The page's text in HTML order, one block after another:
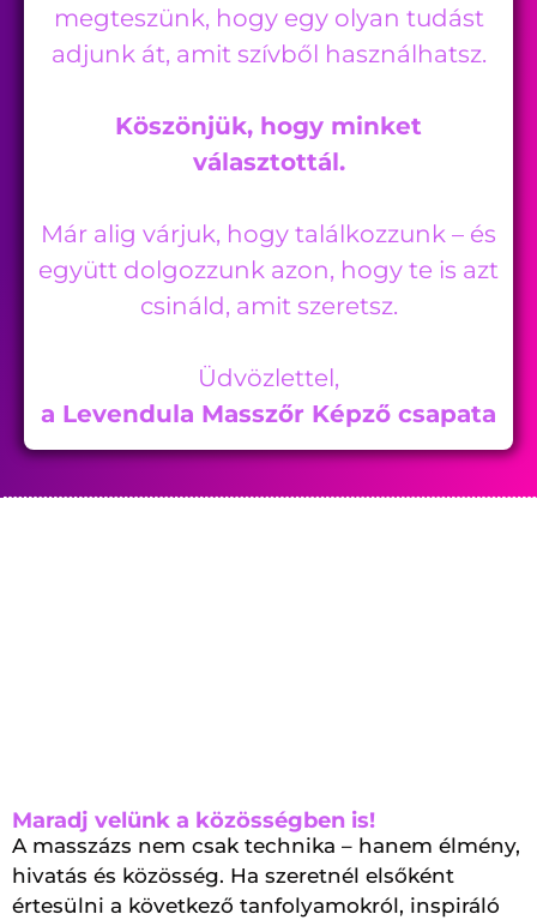
megteszünk, hogy egy olyan tudást
adjunk át, amit szívből használhatsz.
Köszönjük, hogy minket
választottál.
Már alig várjuk, hogy találkozzunk – és
együtt dolgozzunk azon, hogy te is azt
csináld, amit szeretsz.
Üdvözlettel,
a Levendula Masszőr Képző csapata
Maradj velünk a közösségben is!
A masszázs nem csak technika – hanem élmény,
hivatás és közösség. Ha szeretnél elsőként
értesülni a következő tanfolyamokról, inspiráló